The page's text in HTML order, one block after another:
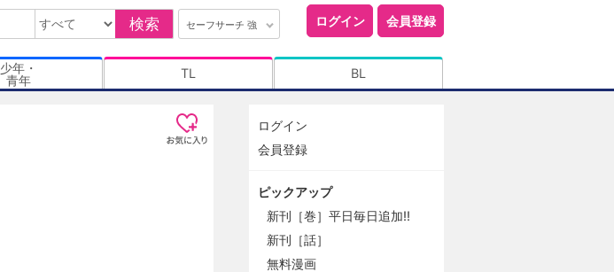
検索 セーフサーチ 強 ログイン 会員登録
少年・
青年
TL BL
ログイン
会員登録
ピックアップ
新刊［巻］平日毎日追加!!
新刊［話］
無料漫画